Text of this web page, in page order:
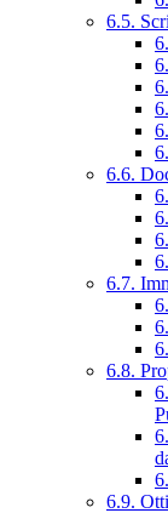
6.5.
6.6.
6.7.
6.8.
6.9.